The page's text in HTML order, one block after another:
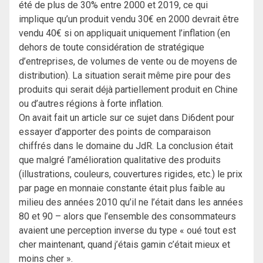
été de plus de 30% entre 2000 et 2019, ce qui
implique qu’un produit vendu 30€ en 2000 devrait être
vendu 40€ si on appliquait uniquement l’inflation (en
dehors de toute considération de stratégique
d’entreprises, de volumes de vente ou de moyens de
distribution). La situation serait même pire pour des
produits qui serait déjà partiellement produit en Chine
ou d’autres régions à forte inflation.
On avait fait un article sur ce sujet dans Di6dent pour
essayer d’apporter des points de comparaison
chiffrés dans le domaine du JdR. La conclusion était
que malgré l’amélioration qualitative des produits
(illustrations, couleurs, couvertures rigides, etc.) le prix
par page en monnaie constante était plus faible au
milieu des années 2010 qu’il ne l’était dans les années
80 et 90 – alors que l’ensemble des consommateurs
avaient une perception inverse du type « oué tout est
cher maintenant, quand j’étais gamin c’était mieux et
moins cher ».